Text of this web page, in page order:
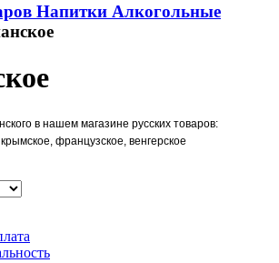
Напитки Алкогольные
в нашем магазине русских товаров:
французское, венгерское